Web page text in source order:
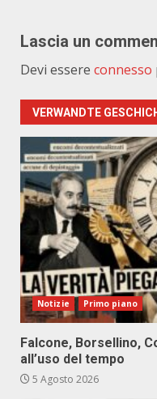
Lascia un
Devi essere connesso
VERWANDTE
Notizie Primo piano
Falcone, Borsellino,
all’uso del tempo
5 Agosto 2026